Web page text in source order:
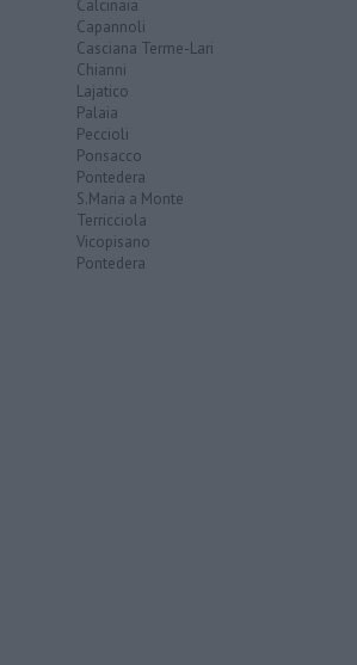
Calcinaia
Capannoli
Casciana Terme-Lari
Chianni
Lajatico
Palaia
Peccioli
Ponsacco
Pontedera
S.Maria a Monte
Terricciola
Vicopisano
Pontedera